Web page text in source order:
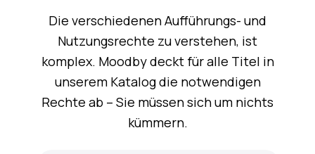
Die verschiedenen Aufführungs- und
Nutzungsrechte zu verstehen, ist
komplex. Moodby deckt für alle Titel in
unserem Katalog die notwendigen
Rechte ab – Sie müssen sich um nichts
kümmern.